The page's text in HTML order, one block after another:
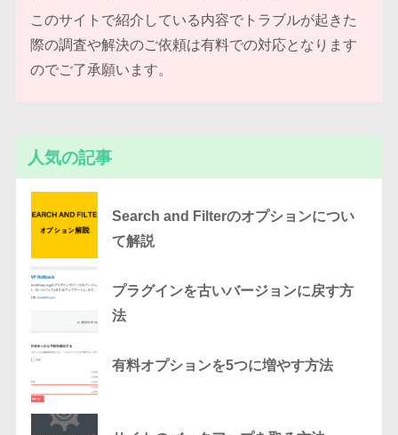
このサイトで紹介している内容でトラブルが起きた
際の調査や解決のご依頼は有料での対応となります
のでご了承願います。
人気の記事
Search and Filterのオプションについ
て解説
プラグインを古いバージョンに戻す方
法
有料オプションを5つに増やす方法